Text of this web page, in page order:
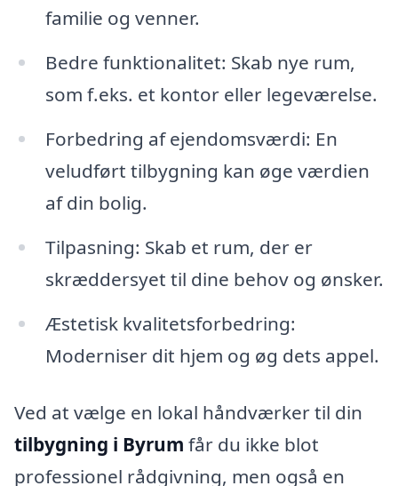
familie og venner.
Bedre funktionalitet: Skab nye rum,
som f.eks. et kontor eller legeværelse.
Forbedring af ejendomsværdi: En
veludført tilbygning kan øge værdien
af din bolig.
Tilpasning: Skab et rum, der er
skræddersyet til dine behov og ønsker.
Æstetisk kvalitetsforbedring:
Moderniser dit hjem og øg dets appel.
Ved at vælge en lokal håndværker til din
tilbygning i Byrum får du ikke blot
professionel rådgivning, men også en